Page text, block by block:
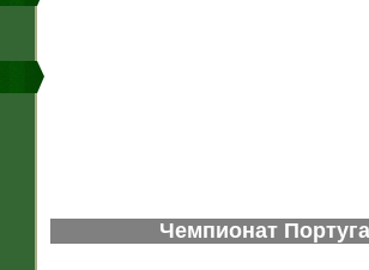
Чемпионат